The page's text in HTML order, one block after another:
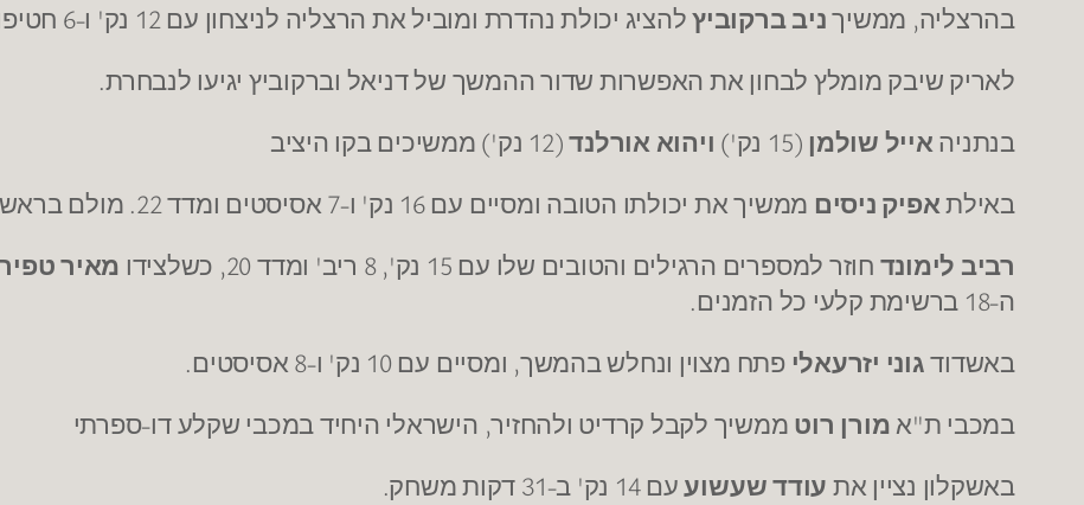
בהרצליה, ממשיךניב ברקוביץלהציג יכולת נהדרת ומוביל את הרצליה לניצחון עם 12 נק' ו-6 חטיפות,
לאריק שיבק מומלץ לבחון את האפשרות שדור ההמשך של דניאל וברקוביץ יגיעו לנבחרת.
בנתניהאייל שולמן (15 נק') ויהוא אורלנד(12 נק') ממשיכים בקו היציב
באילתאפיק ניסים ממשיך את יכולתו הטובה ומסיים עם 16 נק' ו-7 אסיסטים ומדד 22. מולם בראשל"צ, הישראלים מסיימים רק עם 12 נק'.
רביב לימונד חוזר למספרים הרגילים והטובים שלו עם 15 נק', 8 ריב' ומדד 20, כשלצידו מאיר
ה-18 ברשימת קלעי כל הזמנים.
באשדודגוני יזרעאלי פתח מצוין ונחלש בהמשך, ומסיים עם 10 נק' ו-8 אסיסטים.
במכבי ת"אמורן רוט ממשיך לקבל קרדיט ולהחזיר, הישראלי היחיד במכבי שקלע דו-ספרתי
באשקלון נציין את עודד שעשועעם 14 נק' ב-31 דקות משחק.